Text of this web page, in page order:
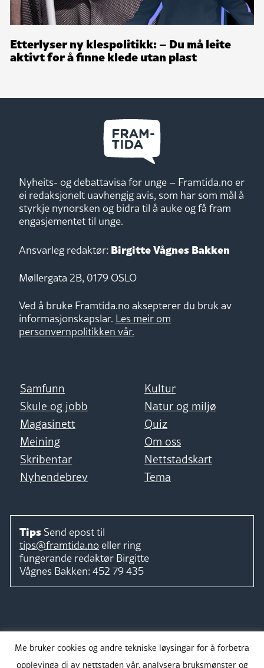
Etterlyser ny klespolitikk: – Du må leite
aktivt for å finne klede utan plast
Nyheits- og debattavisa for unge – Framtida.no er
ei redaksjonelt uavhengig avis, som har som mål å
styrkje nynorsken og bidra til å auke og få fram
engasjementet til unge.
Ansvarleg redaktør: Birgitte Vågnes Bakken
Møllergata 2B, 0179 OSLO
Ved å bruke Framtida.no aksepterer du bruk av
informasjonskapslar. Les meir om
personvernpolitikken vår.
Samfunn
Kultur
Skule og jobb
Natur og miljø
Magasinett
Quiz
Meining
Om oss
Skribentar
Nettstadskart
Nyhendebrev
Tema
Tips Send epost til
tips@framtida.no eller ring
fungerande redaktør Birgitte
Vågnes Bakken: 452 79 435
Me bruker cookies og andre tekniske løysingar for å forbetra
opplevinga di av nettstaden vår, analysera bruksmønster og